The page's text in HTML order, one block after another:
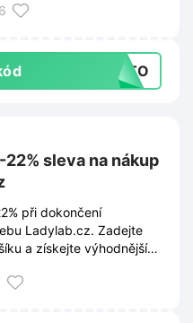
LETO
sleva na nákup
při dokončení
Ladylab.cz. Zadejte
a získejte výhodnější